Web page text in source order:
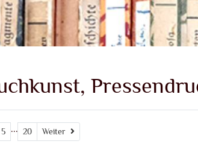
5 ... 20 Weiter Weiter